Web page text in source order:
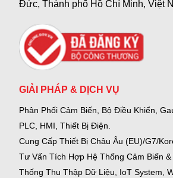
Đức, Thành phố Hồ Chí Minh, Việt
GIẢI PHÁP & DỊCH VỤ
Phân Phối Cảm Biến, Bộ Điều Khiển,
PLC, HMI, Thiết Bị Điện.
Cung Cấp Thiết Bị Châu Âu (EU)/G7/
Tư Vấn Tích Hợp Hệ Thống Cảm Biến
Thống Thu Thập Dữ Liệu, IoT System,